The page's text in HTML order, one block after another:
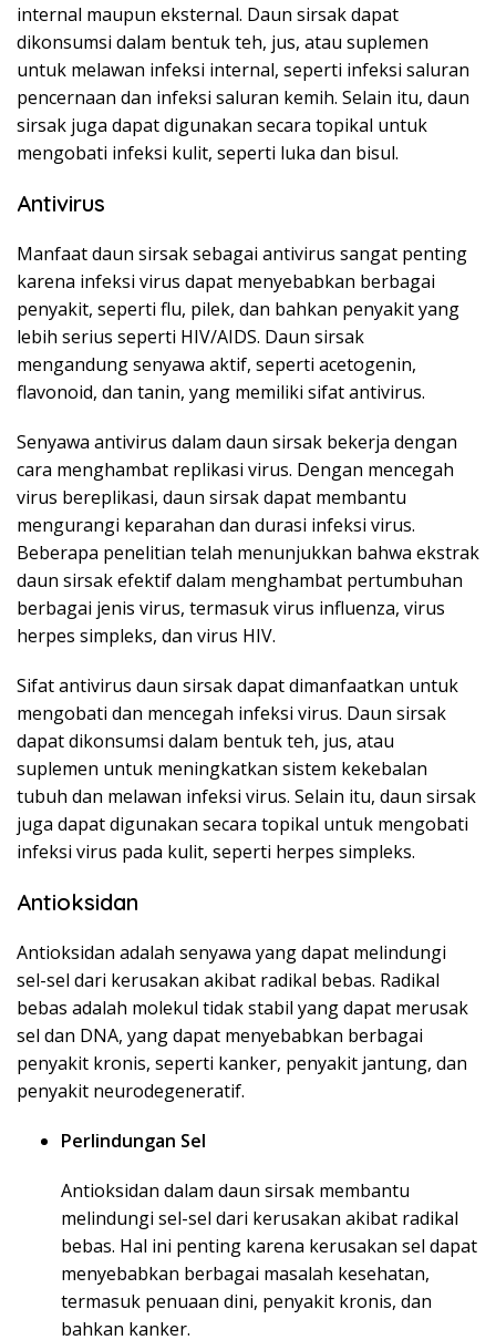
internal maupun eksternal. Daun sirsak dapat
dikonsumsi dalam bentuk teh, jus, atau suplemen
untuk melawan infeksi internal, seperti infeksi saluran
pencernaan dan infeksi saluran kemih. Selain itu, daun
sirsak juga dapat digunakan secara topikal untuk
mengobati infeksi kulit, seperti luka dan bisul.
Antivirus
Manfaat daun sirsak sebagai antivirus sangat penting
karena infeksi virus dapat menyebabkan berbagai
penyakit, seperti flu, pilek, dan bahkan penyakit yang
lebih serius seperti HIV/AIDS. Daun sirsak
mengandung senyawa aktif, seperti acetogenin,
flavonoid, dan tanin, yang memiliki sifat antivirus.
Senyawa antivirus dalam daun sirsak bekerja dengan
cara menghambat replikasi virus. Dengan mencegah
virus bereplikasi, daun sirsak dapat membantu
mengurangi keparahan dan durasi infeksi virus.
Beberapa penelitian telah menunjukkan bahwa ekstrak
daun sirsak efektif dalam menghambat pertumbuhan
berbagai jenis virus, termasuk virus influenza, virus
herpes simpleks, dan virus HIV.
Sifat antivirus daun sirsak dapat dimanfaatkan untuk
mengobati dan mencegah infeksi virus. Daun sirsak
dapat dikonsumsi dalam bentuk teh, jus, atau
suplemen untuk meningkatkan sistem kekebalan
tubuh dan melawan infeksi virus. Selain itu, daun sirsak
juga dapat digunakan secara topikal untuk mengobati
infeksi virus pada kulit, seperti herpes simpleks.
Antioksidan
Antioksidan adalah senyawa yang dapat melindungi
sel-sel dari kerusakan akibat radikal bebas. Radikal
bebas adalah molekul tidak stabil yang dapat merusak
sel dan DNA, yang dapat menyebabkan berbagai
penyakit kronis, seperti kanker, penyakit jantung, dan
penyakit neurodegeneratif.
Perlindungan Sel
Antioksidan dalam daun sirsak membantu
melindungi sel-sel dari kerusakan akibat radikal
bebas. Hal ini penting karena kerusakan sel dapat
menyebabkan berbagai masalah kesehatan,
termasuk penuaan dini, penyakit kronis, dan
bahkan kanker.